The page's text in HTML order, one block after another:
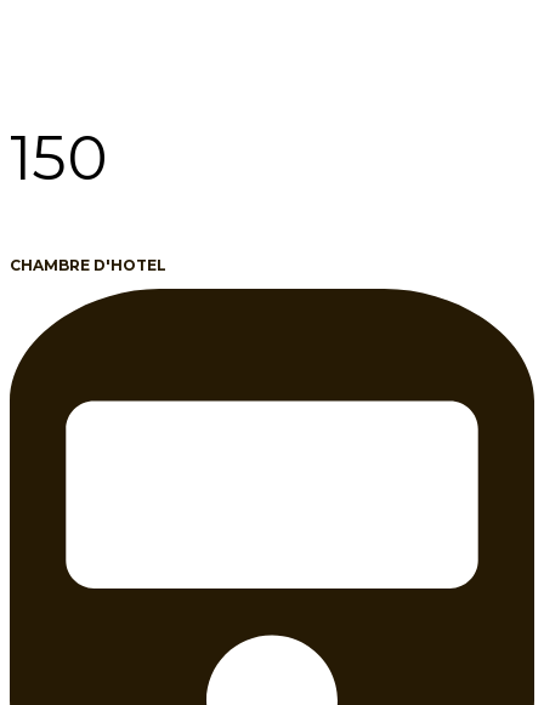
150
CHAMBRE D'HOTEL